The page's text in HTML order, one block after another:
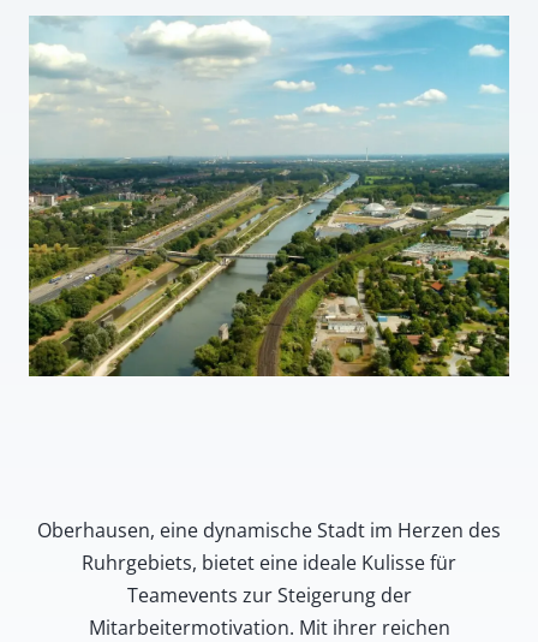
Oberhausen, eine dynamische Stadt im Herzen des
Ruhrgebiets, bietet eine ideale Kulisse für
Teamevents zur Steigerung der
Mitarbeitermotivation. Mit ihrer reichen